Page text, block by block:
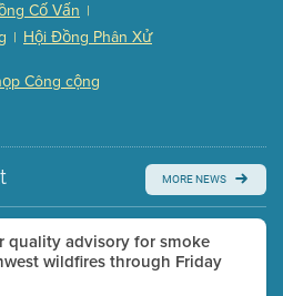
3 of 3) (168 Kb PDF , 3 pgs )
time.
closed captioning with agenda
Learn more
Cố Vấn |
| Hội Đồng Phân Xử
Công cộng
MORE NEWS
quality advisory for smoke
wildfires through Friday